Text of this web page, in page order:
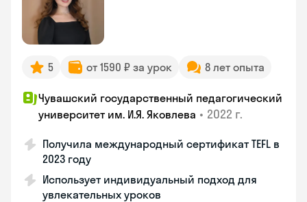
5 от 1590 ₽ за урок 8 лет опыта
Чувашский государственный педагогический
университет им. И.Я. Яковлева • 2022 г.
Получила международный сертификат TEFL в
2023 году
Использует индивидуальный подход для
увлекательных уроков